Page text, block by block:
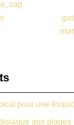
cap
pour une
aux plages